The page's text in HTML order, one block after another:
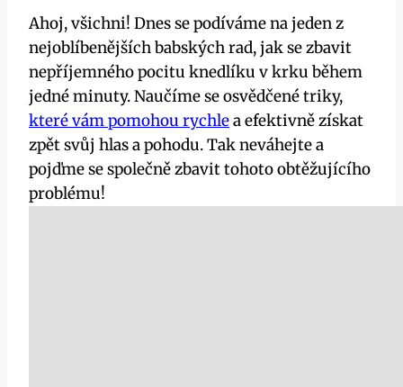
Ahoj, všichni! Dnes se ⁢podíváme⁢ na jeden z
nejoblíbenějších babských rad, jak se zbavit
‍nepříjemného ​pocitu ‌knedlíku v krku během
jedné⁢ minuty. Naučíme se osvědčené⁤ triky,
které vám pomohou⁤ rychlea ⁢efektivně získat
zpět​ svůj hlas a pohodu. Tak neváhejte a
pojďme se společně zbavit⁢ tohoto obtěžujícího
problému!